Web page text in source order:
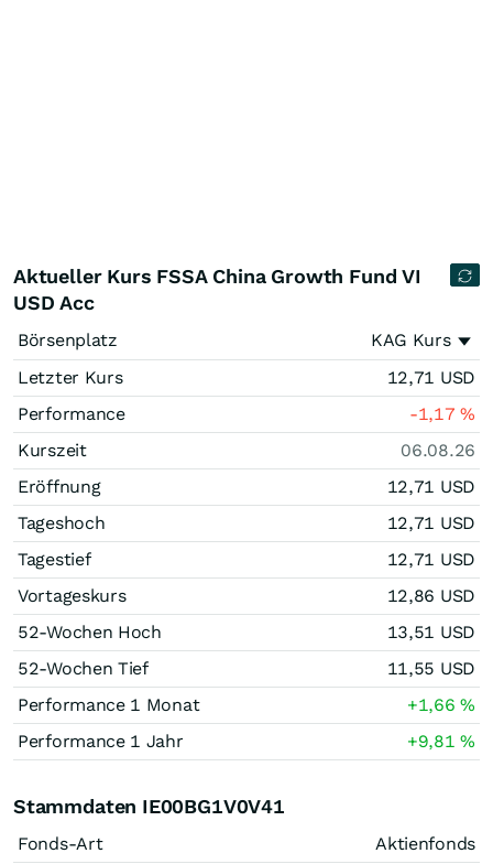
Aktueller Kurs FSSA China Growth Fund VI
USD Acc
Börsenplatz
KAG Kurs
Letzter Kurs
12,71 USD
Performance
-1,17%
Kurszeit
06.08.26
Eröffnung
12,71 USD
Tageshoch
12,71 USD
Tagestief
12,71 USD
Vortageskurs
12,86 USD
52-Wochen Hoch
13,51 USD
52-Wochen Tief
11,55 USD
Performance 1 Monat
+1,66%
Performance 1 Jahr
+9,81%
Stammdaten IE00BG1V0V41
Fonds-Art
Aktienfonds